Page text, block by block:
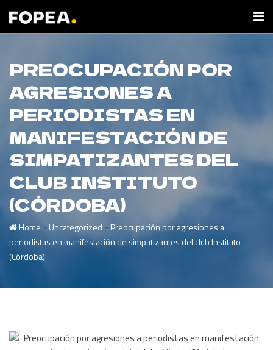
PREOCUPACIÓN POR
AGRESIONES A
PERIODISTAS EN
MANIFESTACIÓN DE
SIMPATIZANTES DEL
CLUB INSTITUTO
(CÓRDOBA)
Home -Uncategorized -Preocupación por agresiones a
periodistas en manifestación de simpatizantes del club Instituto
(Córdoba)